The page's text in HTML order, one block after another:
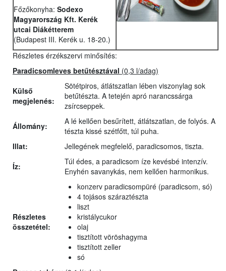
Főzőkonyha: Sodexo
Magyarország Kft. Kerék
utcai Diákétterem
(Budapest III. Kerék u. 18-20.)
Részletes érzékszervi minősítés:
Paradicsomleves betűtésztával (0,3 l/adag)
Külső
megjelenés:
Sötétpiros, átlátszatlan lében viszonylag sok
betűtészta. A tetején apró narancssárga
zsírcseppek.
Állomány:
A lé kellően besűrített, átlátszatlan, de folyós. A
tészta kissé szétfőtt, túl puha.
Illat:
Jellegének megfelelő, paradicsomos, tiszta.
Íz:
Túl édes, a paradicsom íze kevésbé intenzív.
Enyhén savanykás, nem kellően harmonikus.
Részletes
összetétel:
konzerv paradicsompüré (paradicsom, só)
4 tojásos száraztészta
liszt
kristálycukor
olaj
tisztított vöröshagyma
tisztított zeller
só